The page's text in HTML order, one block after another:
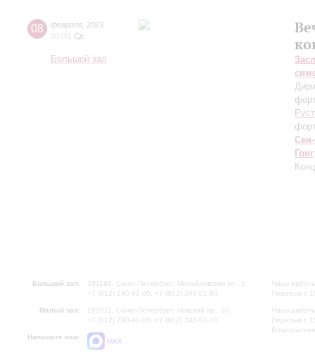
08 февраля 2023
20:00 Ср
Большой зал
Григ
Большой зал:
191186, Санкт-Петербург, Михайловская ул., 2
+7 (812) 240-01-00, +7 (812) 240-01-80
Малый зал:
191011, Санкт-Петербург, Невский пр., 30
+7 (812) 240-01-00, +7 (812) 240-01-70
Напишите нам:
MAX
Часы
Перерыв с
Часы
Перерыв с
Вопросы